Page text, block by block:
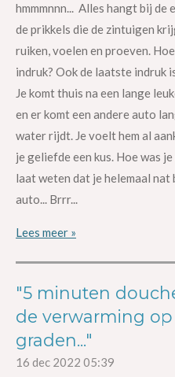
hmmmnnn... Alles hangt bij
de prikkels die de zintuigen
ruiken, voelen en proeven.
indruk? Ook de laatste indruk
Je komt thuis na een lange
en er komt een andere auto
water rijdt. Je voelt hem al
je geliefde een kus. Hoe was
laat weten dat je helemaal
auto... Brrr...
Lees meer »
"5 minuten
de verwarming op
graden..."
16 dec 2022 05:39